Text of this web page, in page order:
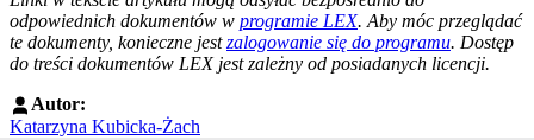
odpowiednich dokumentów w programie LEX. Aby móc przeglądać
te dokumenty, konieczne jestzalogowanie się do programu. Dostęp
do treści dokumentów LEX jest zależny od posiadanych licencji.
Autor:
Katarzyna Kubicka-Żach